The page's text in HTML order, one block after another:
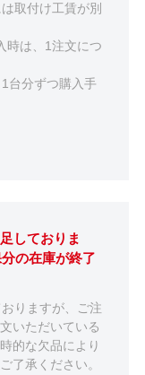
取付け工賃が別
時は、1注文につ
台分ずつ購入手
しておりま
の在庫が終了
りますが、ご注
いただいている
的な欠品により
了承ください。